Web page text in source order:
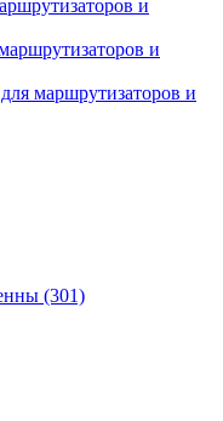
и
и
маршрутизаторов и
(301)